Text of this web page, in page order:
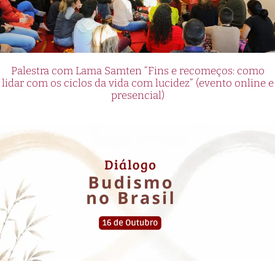
Palestra com Lama Samten “Fins e recomeços: como
lidar com os ciclos da vida com lucidez” (evento online e
presencial)